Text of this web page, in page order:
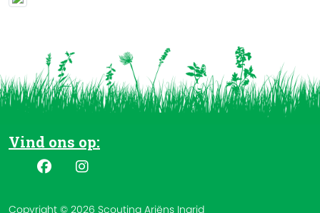
Vind ons op:
Copyright © 2026 Scouting Ariëns Ingrid